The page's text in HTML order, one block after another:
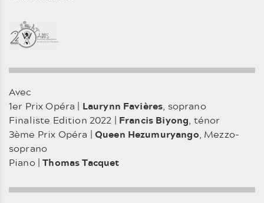
Avec
1er Prix Opéra | Laurynn Favières, soprano
Finaliste Edition 2022 | Francis Biyong, ténor
3ème Prix Opéra | Queen Hezumuryango, Mezzo-
soprano
Piano |Thomas Tacquet